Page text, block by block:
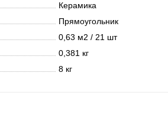
Керамика
Прямоугольник
0,63 м2 / 21 шт
0,381 кг
8 кг